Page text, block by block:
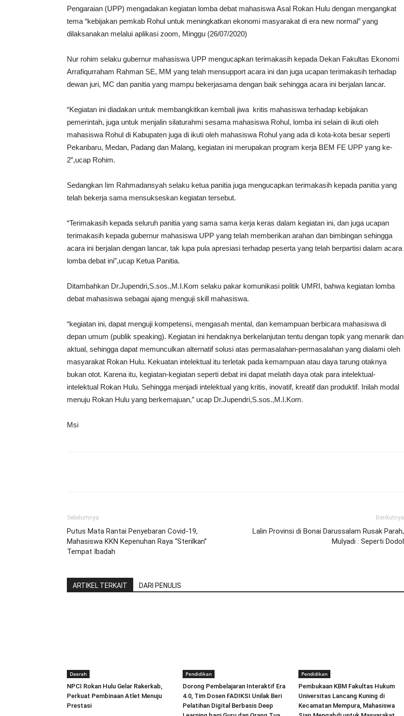
Pengaraian (UPP) mengadakan kegiatan lomba debat mahasiswa Asal Rokan Hulu dengan mengangkat
tema “kebijakan pemkab Rohul untuk meningkatkan ekonomi masyarakat di era new normal” yang
dilaksanakan melalui aplikasi zoom, Minggu (26/07/2020)
Nur rohim selaku gubernur mahasiswa UPP mengucapkan terimakasih kepada Dekan Fakultas Ekonomi
Arrafiqurraham Rahman SE, MM yang telah mensupport acara ini dan juga ucapan terimakasih terhadap
dewan juri, MC dan panitia yang mampu bekerjasama dengan baik sehingga acara ini berjalan lancar.
“Kegiatan ini diadakan untuk membangkitkan kembali jiwa kritis mahasiswa terhadap kebijakan
pemerintah, juga untuk menjalin silaturahmi sesama mahasiswa Rohul, lomba ini selain di ikuti oleh
mahasiswa Rohul di Kabupaten juga di ikuti oleh mahasiswa Rohul yang ada di kota-kota besar seperti
Pekanbaru, Medan, Padang dan Malang, kegiatan ini merupakan program kerja BEM FE UPP yang ke-
2”,ucap Rohim.
Sedangkan Iim Rahmadansyah selaku ketua panitia juga mengucapkan terimakasih kepada panitia yang
telah bekerja sama mensukseskan kegiatan tersebut.
“Terimakasih kepada seluruh panitia yang sama sama kerja keras dalam kegiatan ini, dan juga ucapan
terimakasih kepada gubernur mahasiswa UPP yang telah memberikan arahan dan bimbingan sehingga
acara ini berjalan dengan lancar, tak lupa pula apresiasi terhadap peserta yang telah berpartisi dalam acara
lomba debat ini”,ucap Ketua Panitia.
Ditambahkan Dr.Jupendri,S.sos.,M.I.Kom selaku pakar komunikasi politik UMRI, bahwa kegiatan lomba
debat mahasiswa sebagai ajang menguji skill mahasiswa.
“kegiatan ini, dapat menguji kompetensi, mengasah mental, dan kemampuan berbicara mahasiswa di
depan umum (publik speaking). Kegiatan ini hendaknya berkelanjutan tentu dengan topik yang menarik dan
aktual, sehingga dapat memunculkan alternatif solusi atas permasalahan-permasalahan yang dialami oleh
masyarakat Rokan Hulu. Kekuatan intelektual itu terletak pada kemampuan atau daya tarung otaknya
bukan otot. Karena itu, kegiatan-kegiatan seperti debat ini dapat melatih daya otak para intelektual-
intelektual Rokan Hulu. Sehingga menjadi intelektual yang kritis, inovatif, kreatif dan produktif. Inilah modal
menuju Rokan Hulu yang berkemajuan,” ucap Dr.Jupendri,S.sos.,M.I.Kom.
Msi
Sebelumnya
Putus Mata Rantai Penyebaran Covid-19,
Mahasiswa KKN Kepenuhan Raya “Sterilkan”
Tempat Ibadah
Berikutnya
Lalin Provinsi di Bonai Darussalam Rusak Parah,
Mulyadi : Seperti Dodol
ARTIKEL TERKAIT DARI PENULIS
Daerah
NPCI Rokan Hulu Gelar Rakerkab,
Perkuat Pembinaan Atlet Menuju
Prestasi
Pendidikan
Dorong Pembelajaran Interaktif Era
4.0, Tim Dosen FADIKSI Unilak Beri
Pelatihan Digital Berbasis Deep
Pendidikan
Pembukaan KBM Fakultas Hukum
Universitas Lancang Kuning di
Kecamatan Mempura, Mahasiswa